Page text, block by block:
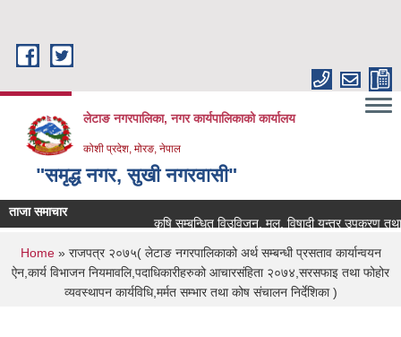
लेटाङ नगरपालिका, नगर कार्यपालिकाको कार्यालय
कोशी प्रदेश, मोरङ, नेपाल
"समृद्ध नगर, सुखी नगरवासी"
ताजा समाचार
कृषि सम्बन्धित विउविजन, मल, विषादी यन्त्र उपकरण तथा
You are here
Home» राजपत्र २०७५( लेटाङ नगरपालिकाको अर्थ सम्बन्धी प्रसताव कार्यान्वयन
ऐन,कार्य विभाजन नियमावलि,पदाधिकारीहरुको आचारसंहिता २०७४,सरसफाइ तथा फोहोर
व्यवस्थापन कार्यविधि,मर्मत सम्भार तथा कोष संचालन निर्देशिका )